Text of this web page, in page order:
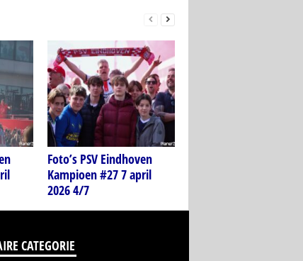
Foto’s PSV Eindhoven
Kampioen #27 7 april
2026 4/7
CATEGORIE